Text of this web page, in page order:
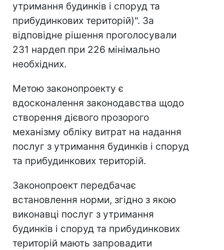
утримання будинків і споруд та
прибудинкових територій)". За
відповідне рішення проголосували
231 нардеп при 226 мінімально
необхідних.
Метою законопроекту є
вдосконалення законодавства щодо
створення дієвого прозорого
механізму обліку витрат на надання
послуг з утримання будинків і споруд
та прибудинкових територій.
Законопроект передбачає
встановлення норми, згідно з якою
виконавці послуг з утримання
будинків і споруд та прибудинкових
територій мають запровадити